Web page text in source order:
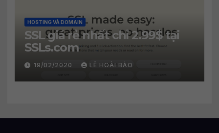
HOSTING VÀ DOMAIN
SSL giá rẻ nhất chỉ 2.99$ tại
SSLs.com
19/02/2020 LÊ HOÀI BẢO